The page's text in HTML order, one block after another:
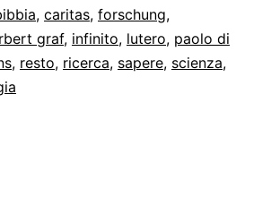
, caritas, forschung,
graf, infinito, lutero, paolo di
, resto, ricerca, sapere, scienza,